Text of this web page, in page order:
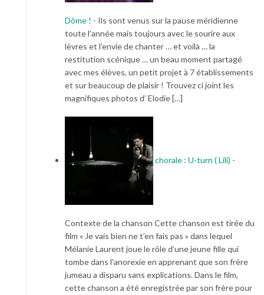
Dôme ! - Ils sont venus sur la pause méridienne
toute l’année mais toujours avec le sourire aux
lèvres et l’envie de chanter … et voilà … la
restitution scénique … un beau moment partagé
avec mes élèves, un petit projet à 7 établissements
et sur beaucoup de plaisir ! Trouvez ci joint les
magnifiques photos d’ Elodie […]
chorale : U-turn ( Lili) -
Contexte de la chanson Cette chanson est tirée du
film « Je vais bien ne t’en fais pas » dans lequel
Mélanie Laurent joue le rôle d’une jeune fille qui
tombe dans l’anorexie en apprenant que son frère
jumeau a disparu sans explications. Dans le film,
cette chanson a été enregistrée par son frère pour